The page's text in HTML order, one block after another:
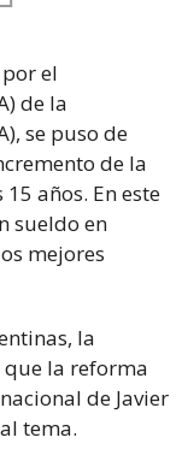
el
de la
se puso de
de la
años. En este
sueldo en
mejores
la
la reforma
de Javier
tema.